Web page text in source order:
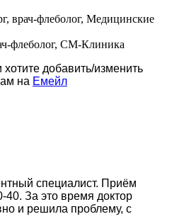
врач-флеболог, Медицинские
флеболог, СМ-Клиника
добавить/изменить
на Емейл
специалист. Приём
40. За это время доктор
и решила проблему, с